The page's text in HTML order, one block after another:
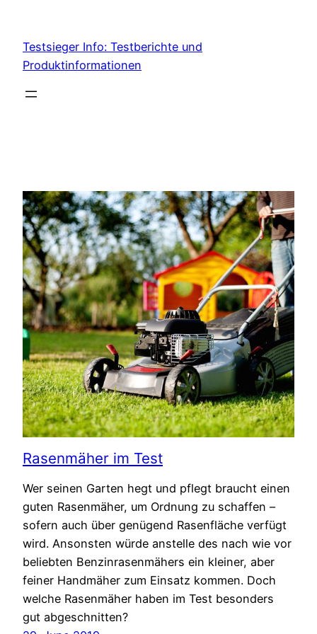
content
Testsieger Info: Testberichte und
Produktinformationen
Rasenmäher im Test
Wer seinen Garten hegt und pflegt braucht einen
guten Rasenmäher, um Ordnung zu schaffen –
sofern auch über genügend Rasenfläche verfügt
wird. Ansonsten würde anstelle des nach wie vor
beliebten Benzinrasenmähers ein kleiner, aber
feiner Handmäher zum Einsatz kommen. Doch
welche Rasenmäher haben im Test besonders
gut abgeschnitten?